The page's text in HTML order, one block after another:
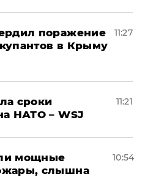
поражение
в Крыму
11:27
сроки
НАТО – WSJ
11:21
мощные
слышна
10:54